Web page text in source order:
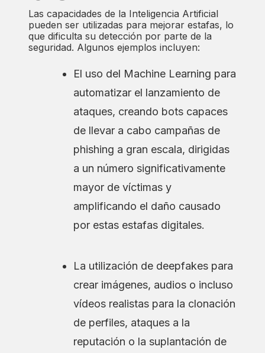
Las capacidades de la Inteligencia Artificial
pueden ser utilizadas para mejorar estafas, lo
que dificulta su detección por parte de la
seguridad. Algunos ejemplos incluyen:
El uso del Machine Learning para
automatizar el lanzamiento de
ataques, creando bots capaces
de llevar a cabo campañas de
phishing a gran escala, dirigidas
a un número significativamente
mayor de víctimas y
amplificando el daño causado
por estas estafas digitales.
La utilización de deepfakes para
crear imágenes, audios o incluso
vídeos realistas para la clonación
de perfiles, ataques a la
reputación o la suplantación de